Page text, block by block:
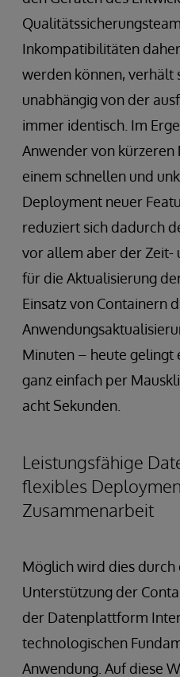
Inkompatibilitäten
werden können, verhält
unabhängig von der
immer identisch. Im
Anwender von kürzeren
einem schnellen und
Deployment neuer
reduziert sich dadurch
vor allem aber der Zeit-
für die Aktualisierung
Einsatz von Containern
Minuten – heute gelingt
ganz einfach per
acht Sekunden.
Leistungsfähige
flexibles
Zusammenarbeit
Möglich wird dies durch
Unterstützung der
der Datenplattform
technologischen
Anwendung. Auf diese